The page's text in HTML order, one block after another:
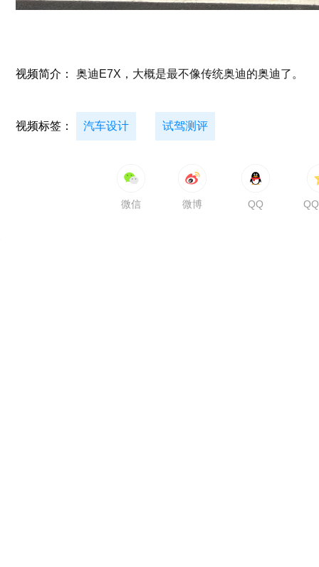
视频简介： 奥迪E7X，大概是最不像传统奥迪的奥迪了。
视频标签： 汽车设计 试驾测评
微信 微博 QQ